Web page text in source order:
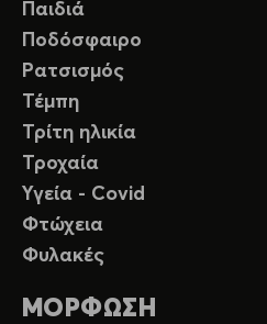
Παιδιά
Ποδόσφαιρο
Ρατσισμός
Τέμπη
Τρίτη ηλικία
Τροχαία
Υγεία - Covid
Φτώχεια
Φυλακές
ΜΟΡΦΩΣΗ